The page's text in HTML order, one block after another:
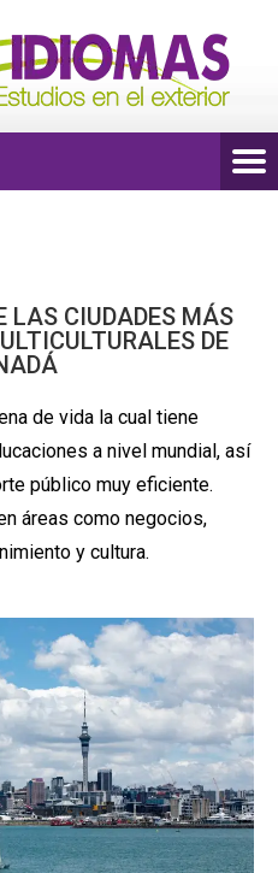
LAS CIUDADES MÁS
DE
de vida la cual tiene
a nivel mundial, así
público muy eficiente.
áreas como negocios,
y cultura.